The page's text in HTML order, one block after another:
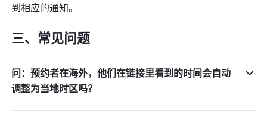
到相应的通知。
三、常见问题
问：预约者在海外，他们在链接里看到的时间会自动
调整为当地时区吗？